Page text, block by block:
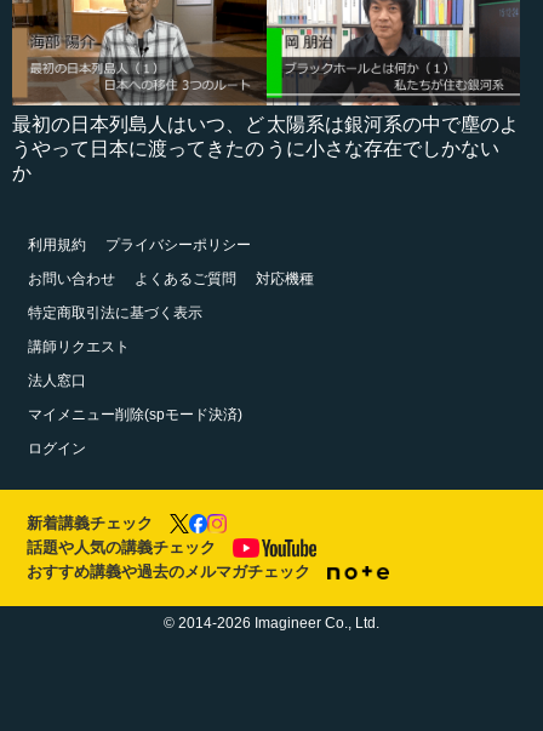
最初の日本列島人はいつ、ど
うやって日本に渡ってきたの
か
太陽系は銀河系の中で塵のよ
うに小さな存在でしかない
利用規約
プライバシーポリシー
お問い合わせ
よくあるご質問
対応機種
特定商取引法に基づく表示
講師リクエスト
法人窓口
マイメニュー削除(spモード決済)
ログイン
新着講義チェック
話題や人気の講義チェック
おすすめ講義や過去のメルマガチェック
© 2014-2026 Imagineer Co., Ltd.